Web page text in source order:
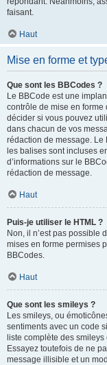
faisant.
Haut
Mise en forme et
Que sont les BBCodes ?
Le BBCode est une
contrôle de mise en forme
décider si vous pouvez
dans chacun de vos
rédaction de message. Le
les balises sont incluses
d’informations sur le
rédaction de message.
Haut
Puis-je utiliser le HTML ?
Non, il n’est pas possible
mises en forme permises
BBCodes.
Haut
Que sont les smileys ?
Les smileys, ou
sentiments avec un code
liste complète des
Essayez toutefois de ne
message illisible et un